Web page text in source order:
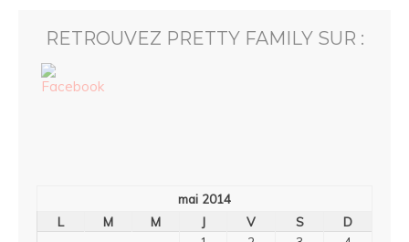
RETROUVEZ PRETTY FAMILY SUR :
mai 2014
L
M M J V S
D